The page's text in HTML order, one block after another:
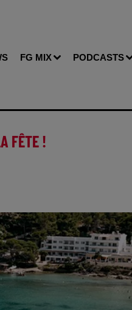
FG MIX PODCASTS
FÊTE !